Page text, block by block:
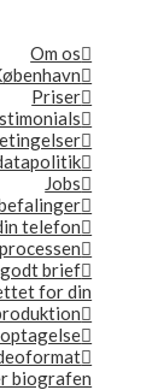
Om os
Priser
Jobs
telefon
brief
for din
biografen